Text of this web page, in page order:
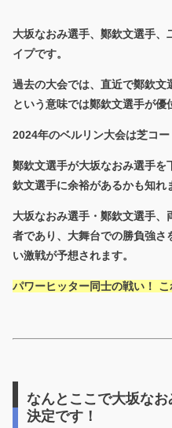
大坂なおみ選手、鄭欽文選手、
イプです。
過去の大会では、直近で鄭欽
という意味では鄭欽文選手が優
2024年のベルリン大会は芝コー
鄭欽文選手が大坂なおみ選手
欽文選手に余裕があるかも知れ
大坂なおみ選手・鄭欽文選手
者であり、大舞台での勝負強
い激戦が予想されます。
パワーヒッター同士の戦い！
なんとここで大坂な
決定です！